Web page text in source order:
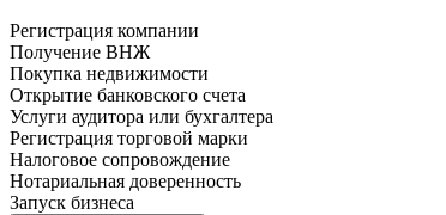
Регистрация компании
Получение ВНЖ
Покупка недвижимости
Открытие банковского счета
Услуги аудитора или бухгалтера
Регистрация торговой марки
Налоговое сопровождение
Нотариальная доверенность
Запуск бизнеса